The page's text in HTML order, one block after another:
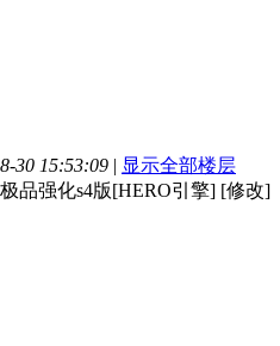
30 15:53:09 | 显示全部楼层
品强化s4版[HERO引擎] [修改]